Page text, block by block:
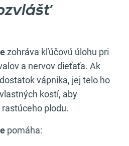
zohráva kľúčovú úlohu pri
a nervov dieťaťa. Ak
vápnika, jej telo ho
kostí, aby
plodu.
pomáha: